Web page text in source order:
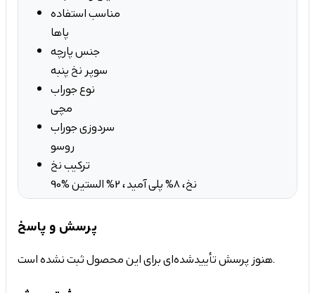
مناسب استفاده
پاها
جنس پارچه
سوپر نخ پنبه
نوع جوراب
مچی
سردوزی جوراب
روسو
ترکیب نخ
90% نخ، 8% پلی آمید، 2% الستین
پرسش و پاسخ
هنوز پرسش تأییدشده‌ای برای این محصول ثبت نشده است.